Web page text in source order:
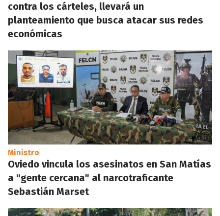
contra los cárteles, llevará un
planteamiento que busca atacar sus redes
económicas
Ministro
Oviedo vincula los asesinatos en San Matías
a "gente cercana" al narcotraficante
Sebastián Marset